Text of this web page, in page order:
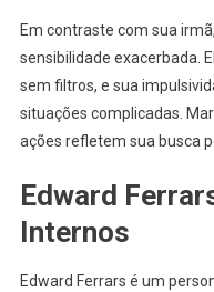
Em contraste com sua
sensibilidade exacerbada.
sem filtros, e sua
situações complicadas.
ações refletem sua busca
Edward
Internos
Edward Ferrars é um